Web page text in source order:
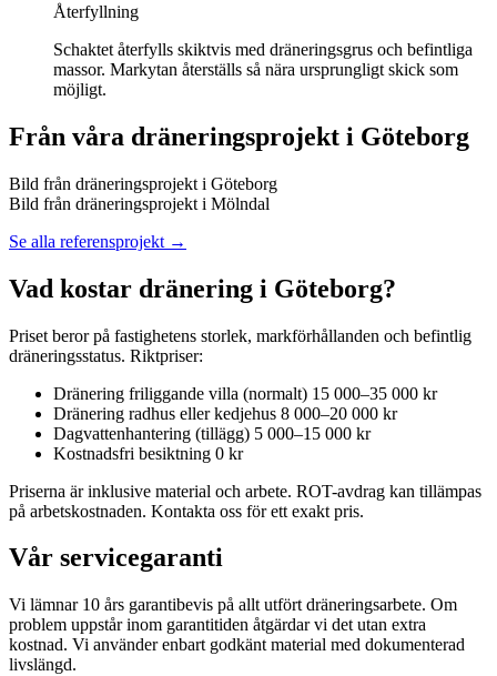
Återfyllning
Schaktet återfylls skiktvis med dräneringsgrus och befintliga
massor. Markytan återställs så nära ursprungligt skick som
möjligt.
Från våra dräneringsprojekt i Göteborg
Bild från dräneringsprojekt i Göteborg
Bild från dräneringsprojekt i Mölndal
Se alla referensprojekt →
Vad kostar dränering i Göteborg?
Priset beror på fastighetens storlek, markförhållanden och befintlig
dräneringsstatus. Riktpriser:
Dränering friliggande villa (normalt) 15 000–35 000 kr
Dränering radhus eller kedjehus 8 000–20 000 kr
Dagvattenhantering (tillägg) 5 000–15 000 kr
Kostnadsfri besiktning 0 kr
Priserna är inklusive material och arbete. ROT-avdrag kan tillämpas
på arbetskostnaden. Kontakta oss för ett exakt pris.
Vår servicegaranti
Vi lämnar 10 års garantibevis på allt utfört dräneringsarbete. Om
problem uppstår inom garantitiden åtgärdar vi det utan extra
kostnad. Vi använder enbart godkänt material med dokumenterad
livslängd.